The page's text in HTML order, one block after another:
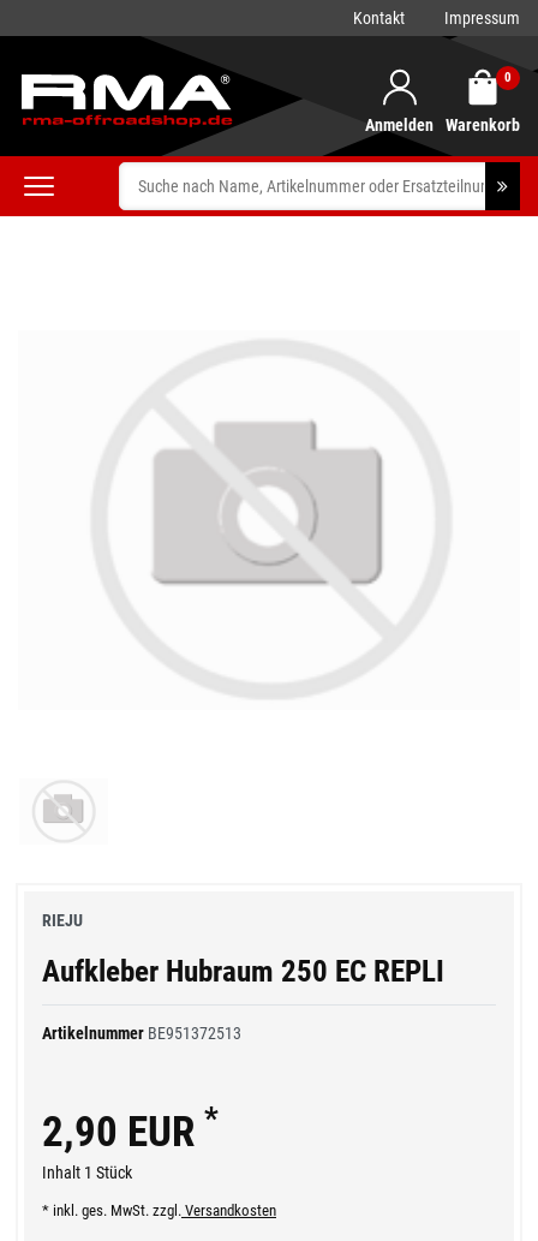
Kontakt Impressum
Anmelden
0
Warenkorb
RIEJU
Aufkleber Hubraum 250 EC REPLI
Artikelnummer BE951372513
2,90 EUR *
Inhalt 1 Stück
* inkl. ges. MwSt. zzgl. Versandkosten